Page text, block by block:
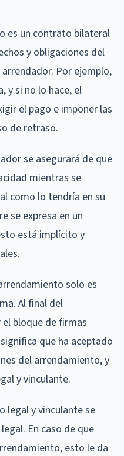
es un contrato bilateral
y obligaciones del
Por ejemplo,
y si no lo hace, el
el pago e imponer las
de retraso.
se asegurará de que
mientras se
como lo tendría en su
se expresa en un
está implícito y
solo es
Al final del
bloque de firmas
que ha aceptado
del arrendamiento, y
y vinculante.
legal y vinculante se
En caso de que
esto le da